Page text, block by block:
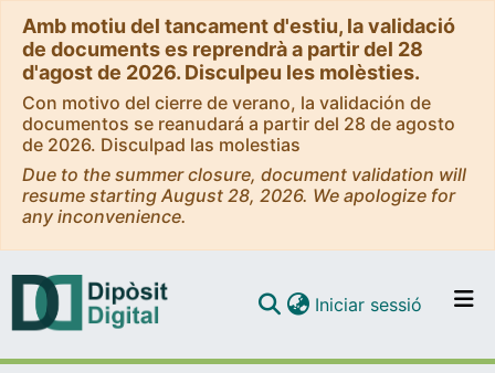
Amb motiu del tancament d'estiu, la validació
de documents es reprendrà a partir del 28
d'agost de 2026. Disculpeu les molèsties.
Con motivo del cierre de verano, la validación de
documentos se reanudará a partir del 28 de agosto
de 2026. Disculpad las molestias
Due to the summer closure, document validation will
resume starting August 28, 2026. We apologize for
any inconvenience.
Iniciar sessió (current)